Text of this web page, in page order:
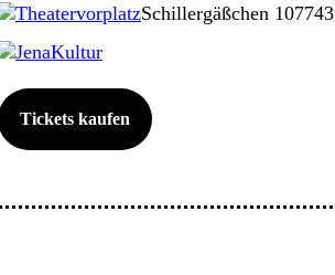
TheatervorplatzSchillergäßchen 107743
JenaKultur
Tickets kaufen